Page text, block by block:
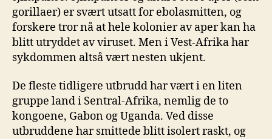
gorillaer) er svært utsatt for ebolasmitten, og
forskere tror nå at hele kolonier av aper kan ha
blitt utryddet av viruset. Men i Vest-Afrika har
sykdommen altså vært nesten ukjent.
De fleste tidligere utbrudd har vært i en liten
gruppe land i Sentral-Afrika, nemlig de to
kongoene, Gabon og Uganda. Ved disse
utbruddene har smittede blitt isolert raskt, og